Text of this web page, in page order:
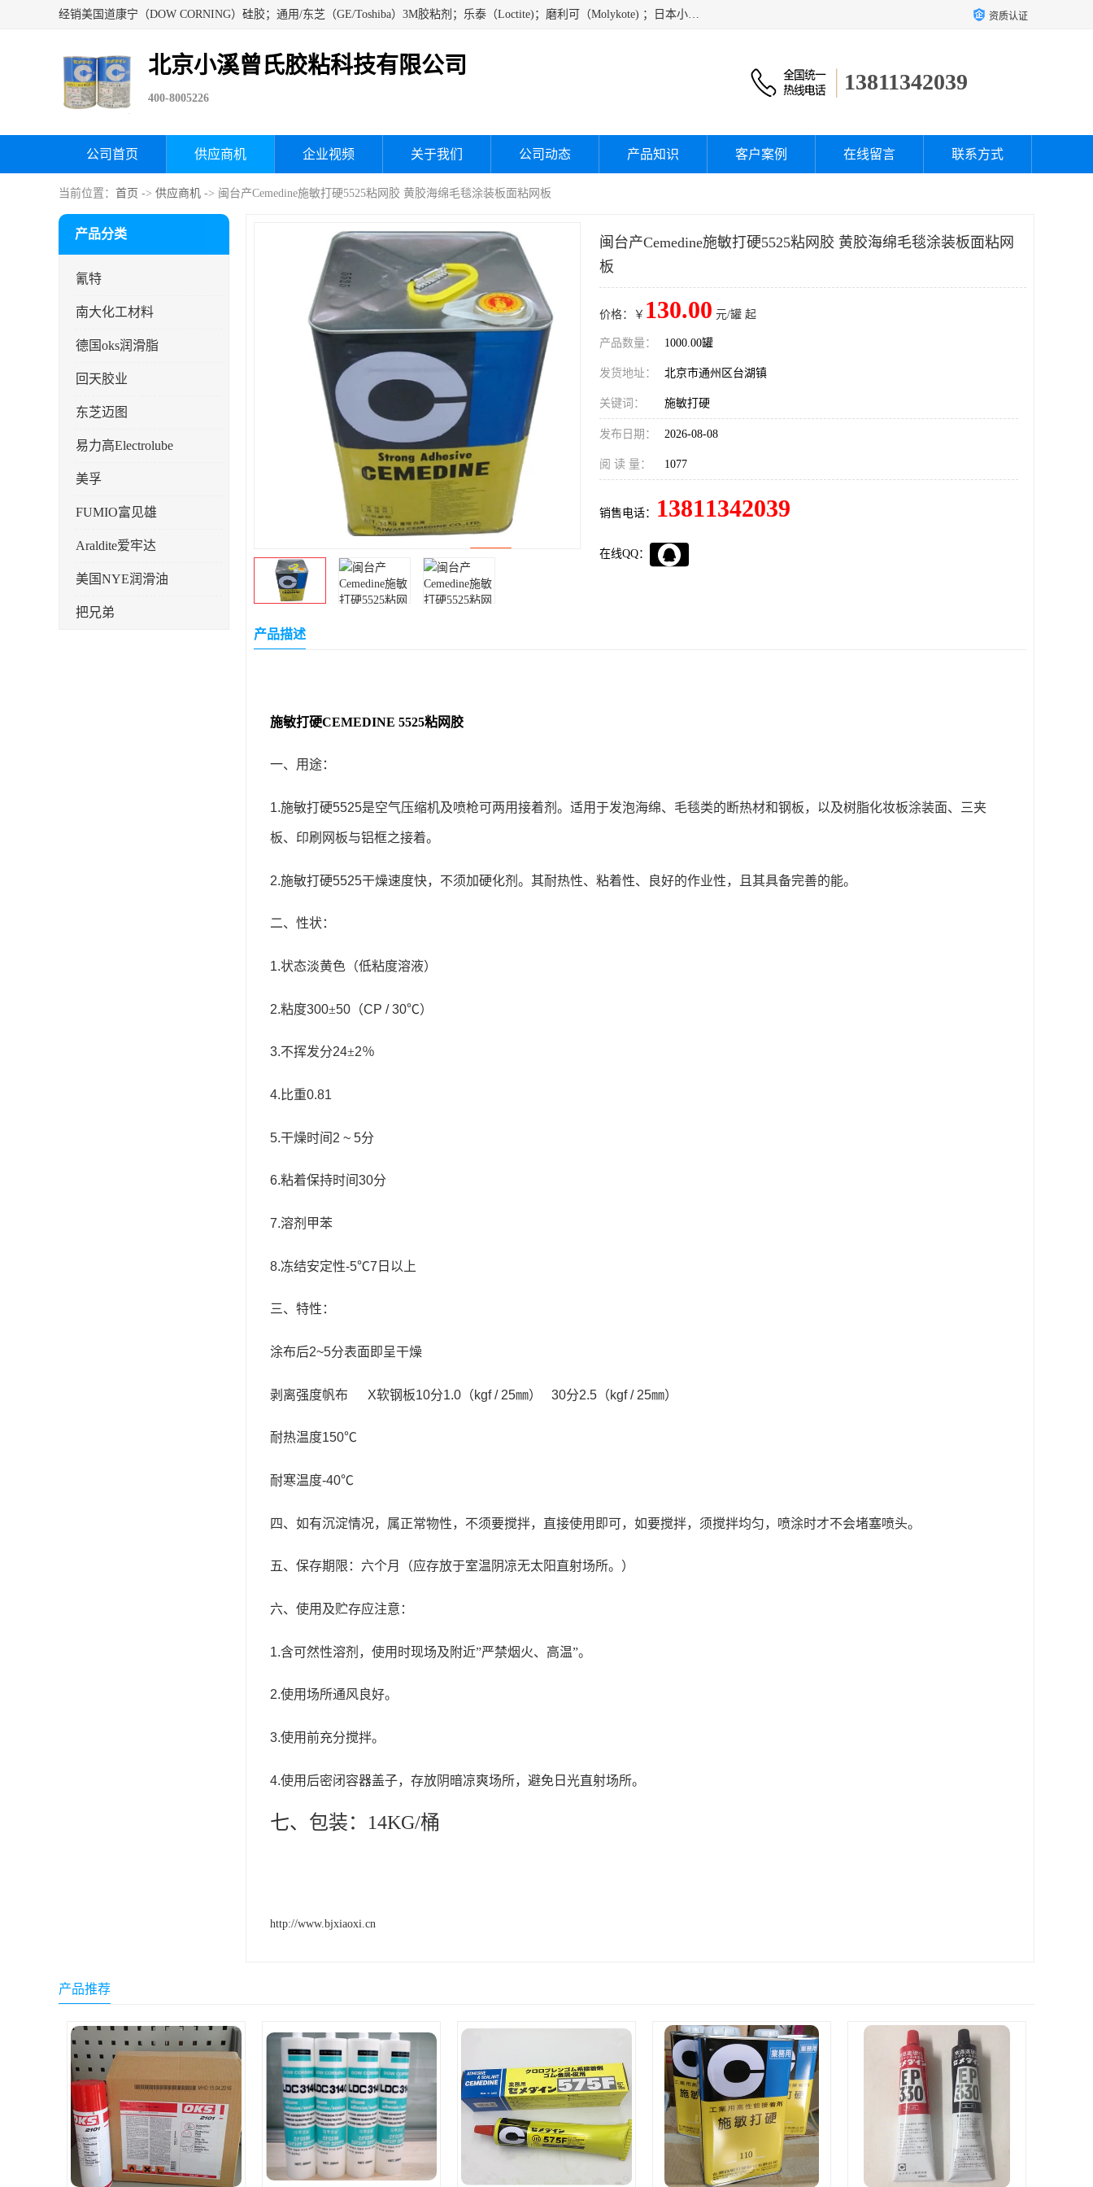
经销美国道康宁（DOW CORNING）硅胶；通用/东芝（GE/Toshiba）3M胶粘剂；乐泰（Loctite)；磨利可（Molykote) ；日本小西（KONISHI）硅胶；施敏打硬,硅胶；信越 产品；关东化成防潮披腹胶 ；三键；索尼；韩国Diabond，等各种电子电机电器进口硅胶产品、硅脂、硅油，经销美国道康宁（DOW CORNING）硅胶等 资质认证
北京小溪曾氏胶粘科技有限公司
400-8005226
13811342039
公司首页 供应商机 企业视频 关于我们 公司动态 产品知识 客户案例 在线留言 联系方式
当前位置： 首页 -> 供应商机 -> 闽台产Cemedine施敏打硬5525粘网胶 黄胶海绵毛毯涂装板面粘网板
产品分类
氰特
南大化工材料
德国oks润滑脂
回天胶业
东芝迈图
易力高Electrolube
美孚
FUMIO富见雄
Araldite爱牢达
美国NYE润滑油
把兄弟
闽台产Cemedine施敏打硬5525粘网胶 黄胶海绵毛毯涂装板面粘网
板
价格：￥ 130.00 元/罐 起
产品数量： 1000.00罐
发货地址： 北京市通州区台湖镇
关键词： 施敏打硬
发布日期： 2026-08-08
阅 读 量： 1077
销售电话： 13811342039
在线QQ：
产品描述
施敏打硬CEMEDINE 5525粘网胶
一、用途：
1.施敏打硬5525是空气压缩机及喷枪可两用接着剂。适用于发泡海绵、毛毯类的断热材和钢板， 以及树脂化妆板涂装面、三夹
板、印刷网板与铝框之接着。
2.施敏打硬5525干燥速度快， 不须加硬化剂。其耐热性、粘着性、良好的作业性， 且其具备完善的能。
二、性状：
1.状态淡黄色 （低粘度溶液）
2.粘度300±50 （CP / 30℃）
3.不挥发分24±2％
4. 比重0.81
5.干燥时间 2 ~ 5分
6.粘着保持时间30分
7.溶剂甲苯
8.冻结安定性-5℃7 日以上
三、特性 ：
涂布后2~5分表面即呈干燥
剥离强度帆布 X软钢板10分1.0 （kgf / 25㎜） 30分2.5 （kgf / 25㎜）
耐热温度150℃
耐寒温度-40℃
四、如有沉淀情况， 属正常物性， 不须要搅拌， 直接使用即可， 如要搅拌， 须搅拌均匀， 喷涂时才不会堵塞喷头。
五、保存期限 ： 六个月 （应存放于室温阴凉无太阳直射场所。）
六、使用及贮存应注意 ：
1.含可然性溶剂 ， 使用时现场及附近”严禁烟火、高温”。
2.使用场所通风良好。
3.使用前充分搅拌。
4.使用后密闭容器盖子， 存放阴暗凉爽场所， 避免日光直射场所。
七、包装：14KG/桶
http://www.bjxiaoxi.cn
产品推荐